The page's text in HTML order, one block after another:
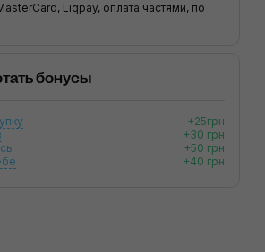
Liqpay, оплата частями, по
бонусы
+25грн
+30 грн
+50 грн
+40 грн